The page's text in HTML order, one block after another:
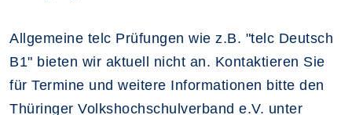
Allgemeine telc Prüfungen wie z.B. "telc Deutsch
B1" bieten wir aktuell nicht an. Kontaktieren Sie
für Termine und weitere Informationen bitte den
Thüringer Volkshochschulverband e.V. unter